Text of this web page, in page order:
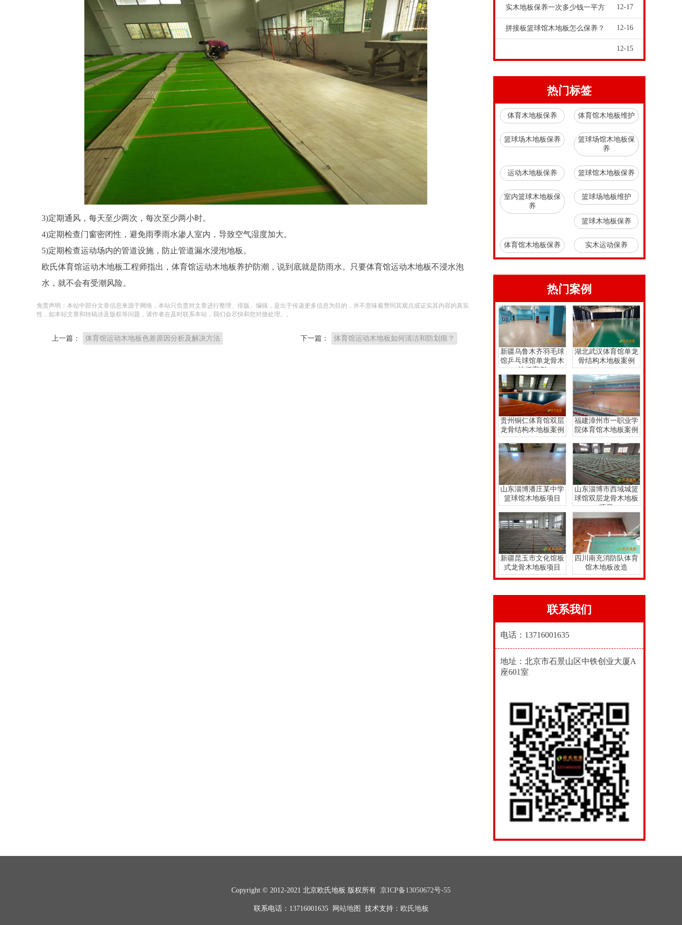
3)定期通风，每天至少两次，每次至少两小时。
4)定期检查门窗密闭性，避免雨季雨水渗人室内，导致空气湿度加大。
5)定期检查运动场内的管道设施，防止管道漏水浸泡地板。
欧氏体育馆运动木地板工程师指出，体育馆运动木地板养护防潮，说到底就是防雨水。只要体育馆运动木地板不浸水泡
水，就不会有受潮风险。
免责声明：本站中部分文章信息来源于网络，本站只负责对文章进行整理、排版、编辑，是出于传递更多信息为目的，并不意味着赞同其观点或证实其内容的真实
性，如本站文章和转稿涉及版权等问题，请作者在及时联系本站，我们会尽快和您对接处理。。
上一篇： 体育馆运动木地板色差原因分析及解决方法 下一篇： 体育馆运动木地板如何清洁和防划痕？
12-17
实木地板保养一次多少钱一平方
12-16
拼接板篮球馆木地板怎么保养？
12-15
热门标签
体育木地板保养 体育馆木地板维护
篮球场木地板保养
篮球场馆木地板保
养
运动木地板保养 篮球馆木地板保养
室内篮球木地板保
养
篮球场地板维护
篮球木地板保养
体育馆木地板保养 实木运动保养
热门案例
新疆乌鲁木齐羽毛球
馆乒乓球馆单龙骨木
地板案例
湖北武汉体育馆单龙
骨结构木地板案例
贵州铜仁体育馆双层
龙骨结构木地板案例
福建漳州市一职业学
院体育馆木地板案例
山东淄博潘庄某中学
篮球馆木地板项目
山东淄博市西域城篮
球馆双层龙骨木地板
项目
新疆昆玉市文化馆板
式龙骨木地板项目
四川南充消防队体育
馆木地板改造
联系我们
电话：13716001635
地址：北京市石景山区中铁创业大厦A
座601室
Copyright © 2012-2021 北京欧氏地板 版权所有 京ICP备13050672号-55
联系电话：13716001635 网站地图 技术支持： 欧氏地板